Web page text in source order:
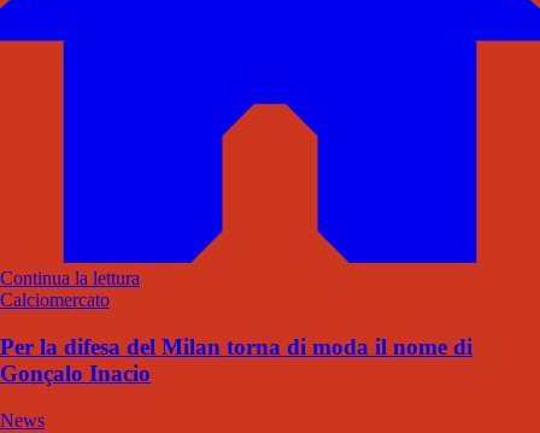
Continua la lettura
Calciomercato
Per la difesa del Milan torna di moda il nome di
Gonçalo Inacio
News